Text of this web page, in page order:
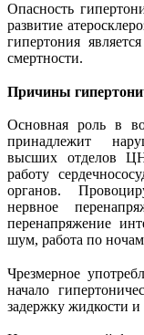
Опасность
развитие
гипертония
смертности.
Причины
Основная роль в
принадлежит
высших отделов
работу
органов.
нервное
перенапряжение
шум, работа по
Чрезмерное
начало
задержку жидкости и